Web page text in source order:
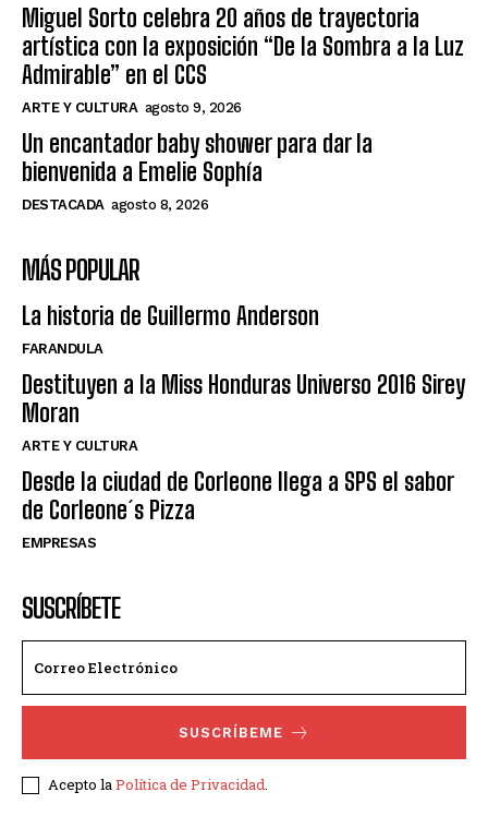
Miguel Sorto celebra 20 años de trayectoria
artística con la exposición “De la Sombra a la Luz
Admirable” en el CCS
ARTE Y CULTURA agosto 9, 2026
Un encantador baby shower para dar la
bienvenida a Emelie Sophía
DESTACADA agosto 8, 2026
MÁS POPULAR
La historia de Guillermo Anderson
FARANDULA
Destituyen a la Miss Honduras Universo 2016 Sirey
Moran
ARTE Y CULTURA
Desde la ciudad de Corleone llega a SPS el sabor
de Corleone´s Pizza
EMPRESAS
SUSCRÍBETE
SUSCRÍBEME
Acepto laPolítica de Privacidad.